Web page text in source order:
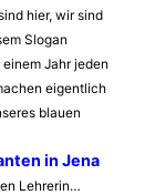
sind hier, wir sind
Slogan
Jahr jeden
eigentlich
blauen
in Jena
Lehrerin…